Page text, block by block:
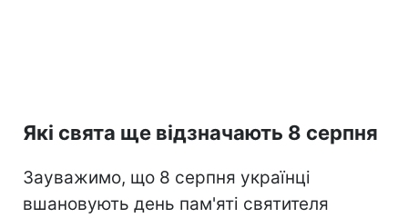
Які свята ще відзначають 8 серпня
Зауважимо, що 8 серпня українці
вшановують день пам'яті святителя